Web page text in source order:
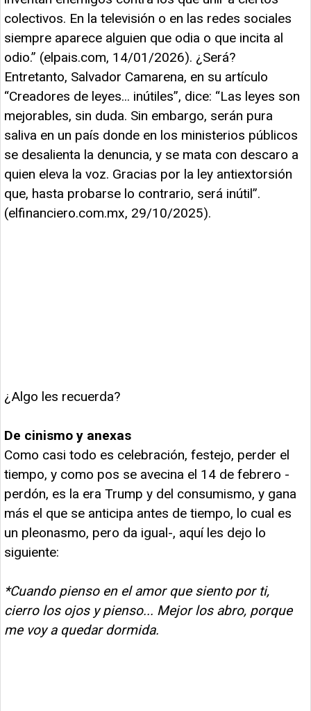
colectivos. En la televisión o en las redes sociales
siempre aparece alguien que odia o que incita al
odio.” (elpais.com, 14/01/2026). ¿Será?
Entretanto, Salvador Camarena, en su artículo
“Creadores de leyes... inútiles”, dice: “Las leyes son
mejorables, sin duda. Sin embargo, serán pura
saliva en un país donde en los ministerios públicos
se desalienta la denuncia, y se mata con descaro a
quien eleva la voz. Gracias por la ley antiextorsión
que, hasta probarse lo contrario, será inútil”.
(elfinanciero.com.mx, 29/10/2025).
¿Algo les recuerda?
De cinismo y anexas
Como casi todo es celebración, festejo, perder el
tiempo, y como pos se avecina el 14 de febrero -
perdón, es la era Trump y del consumismo, y gana
más el que se anticipa antes de tiempo, lo cual es
un pleonasmo, pero da igual-, aquí les dejo lo
siguiente:
*Cuando pienso en el amor que siento por ti,
cierro los ojos y pienso... Mejor los abro, porque
me voy a quedar dormida.